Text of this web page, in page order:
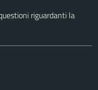
riguardanti la